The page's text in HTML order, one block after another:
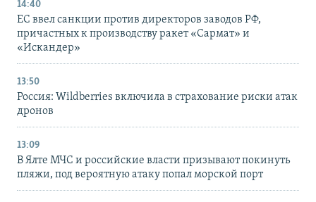
14:40
ЕС ввел санкции против директоров заводов РФ,
причастных к производству ракет «Сармат» и
«Искандер»
13:50
Россия: Wildberries включила в страхование риски атак
дронов
13:09
В Ялте МЧС и российские власти призывают покинуть
пляжи, под вероятную атаку попал морской порт